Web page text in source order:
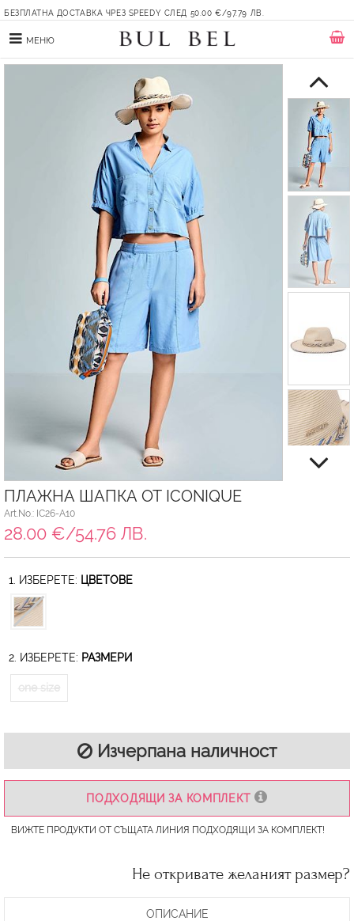
БЕЗПЛАТНА ДОСТАВКА ЧРЕЗ SPEEDY СЛЕД 50.00 €/97.79 ЛВ.
МЕНЮ
ПЛАЖНА ШАПКА ОТ ICONIQUE
Art.No.: IC26-A10
28.00 €/54.76 ЛВ.
1. ИЗБЕРЕТЕ: ЦВЕТОВЕ
2. ИЗБЕРЕТЕ: РАЗМЕРИ
one size
Изчерпана наличност
ПОДХОДЯЩИ ЗА КОМПЛЕКТ
ВИЖТЕ ПРОДУКТИ ОТ СЪЩАТА ЛИНИЯ ПОДХОДЯЩИ ЗА КОМПЛЕКТ!
Не откривате желаният размер?
ОПИСАНИЕ